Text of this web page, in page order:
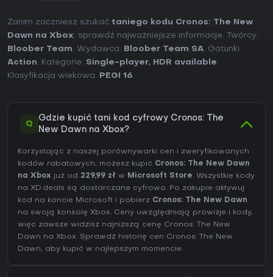
Zanim zaczniesz szukać taniego kodu Cronos: The New
Dawn na Xbox, sprawdź najważniejsze informacje. Twórcy:
Bloober Team. Wydawca: Bloober Team SA. Gatunki:
Action. Kategorie: Single-player, HDR available.
Klasyfikacja wiekowa:
PEGI 16.
Q
Gdzie kupić tani kod cyfrowy Cronos: The
New Dawn na Xbox?
Korzystając z naszej porównywarki cen i zweryfikowanych
kodów rabatowych, możesz kupić Cronos: The New Dawn
na Xbox już od 229,99 zł w Microsoft Store. Wszystkie kody
na XD.deals są dostarczane cyfrowo. Po zakupie aktywuj
kod na koncie Microsoft i pobierz Cronos: The New Dawn
na swoją konsolę Xbox. Ceny uwzględniają prowizje i kody,
więc zawsze widzisz najniższą cenę Cronos: The New
Dawn na Xbox. Sprawdź historię cen Cronos: The New
Dawn, aby kupić w najlepszym momencie.